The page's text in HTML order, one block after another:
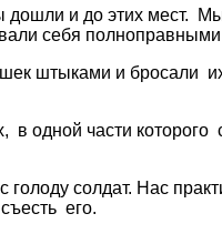
и до этих мест.
себя
штыками и бросали
одной части
солдат. Нас
его.